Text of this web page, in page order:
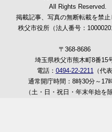
All Rights Reserved.
掲載記事、写真の無断転載を禁
秩父市役所（法人番号：
〒368-8686
埼玉県秩父市熊木町8番15
電話： 0494-22-2211（代表
通常開庁時間：8時30分～17
（土・日・祝日・年末年始を